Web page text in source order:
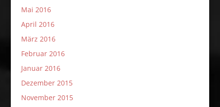
Mai 2016
April 2016
März 2016
Februar 2016
Januar 2016
Dezember 2015
November 2015